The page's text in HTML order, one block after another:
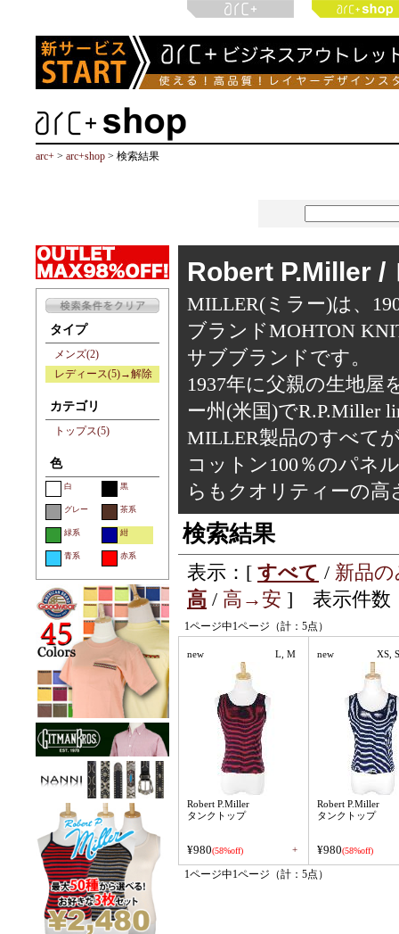
arc+ > arc+shop > 検索結果
タイプ
メンズ(2)
レディース(5)→解除
カテゴリ
トップス(5)
色
白 黒
グレー 茶系
緑系 紺
青系 赤系
Robert P.Miller /
MILLER(ミラー)は、
ブランドMOHTON
サブブランドです。
1937年に父親の生地屋
ー州(米国)でR.P.Miller
MILLER製品のすべて
コットン100％のパネ
らもクオリティーの
検索結果
表示：[ すべて / 新品
高 / 高→安 ] 表示件数
1ページ中1ページ（計：5点）
new L, M
Robert P.Miller
タンクトップ
¥980(58%off) +
new XS,
Robert P.Miller
タンクトップ
¥980(58%off)
1ページ中1ページ（計：5点）